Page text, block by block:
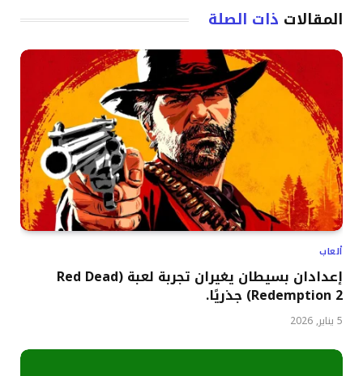
المقالات ذات الصلة
ألعاب
إعدادان بسيطان يغيران تجربة لعبة (Red Dead
Redemption 2) جذريًا.
5 يناير, 2026